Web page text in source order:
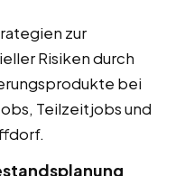
zur
Risiken durch
bei
Teilzeitjobs und